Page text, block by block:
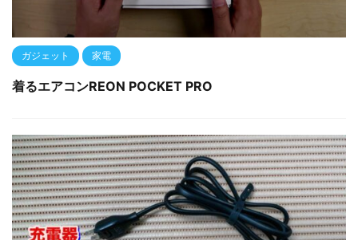
ガジェット 家電
着るエアコンREON POCKET PRO